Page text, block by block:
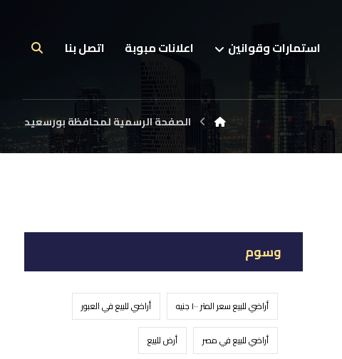
استمارات وقوانين اعلانات مبوبة اتصل بنا
الصفحة الرسمية لمحافظة بورسعيد
وسوم
أراضي للبيع سعر المتر ١٠٠ جنيه أراضي للبيع في العبور
أراضي للبيع في مصر أرض للبيع